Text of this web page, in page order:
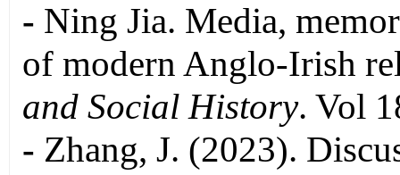
- Ning Jia. Media,
of modern Anglo-Irish
and Social History. Vol
- Zhang, J. (2023).